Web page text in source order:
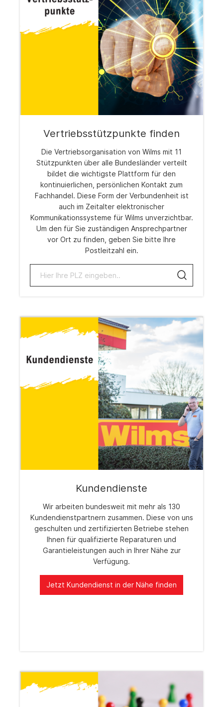
Vertriebsstützpunkte finden
Die Vertriebsorganisation von Wilms mit 11
Stützpunkten über alle Bundesländer verteilt
bildet die wichtigste Plattform für den
kontinuierlichen, persönlichen Kontakt zum
Fachhandel. Diese Form der Verbundenheit ist
auch im Zeitalter elektronischer
Kommunikationssysteme für Wilms unverzichtbar.
Um den für Sie zuständigen Ansprechpartner
vor Ort zu finden, geben Sie bitte Ihre
Postleitzahl ein.
Kundendienste
Wir arbeiten bundesweit mit mehr als 130
Kundendienstpartnern zusammen. Diese von uns
geschulten und zertifizierten Betriebe stehen
Ihnen für qualifizierte Reparaturen und
Garantieleistungen auch in Ihrer Nähe zur
Verfügung.
Jetzt Kundendienst in der Nähe finden